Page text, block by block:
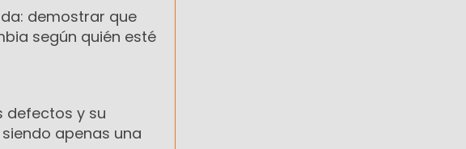
demostrar que
según quién esté
defectos y su
apenas una